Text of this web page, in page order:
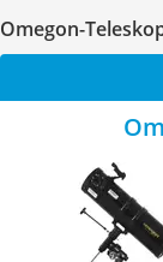
Omegon-